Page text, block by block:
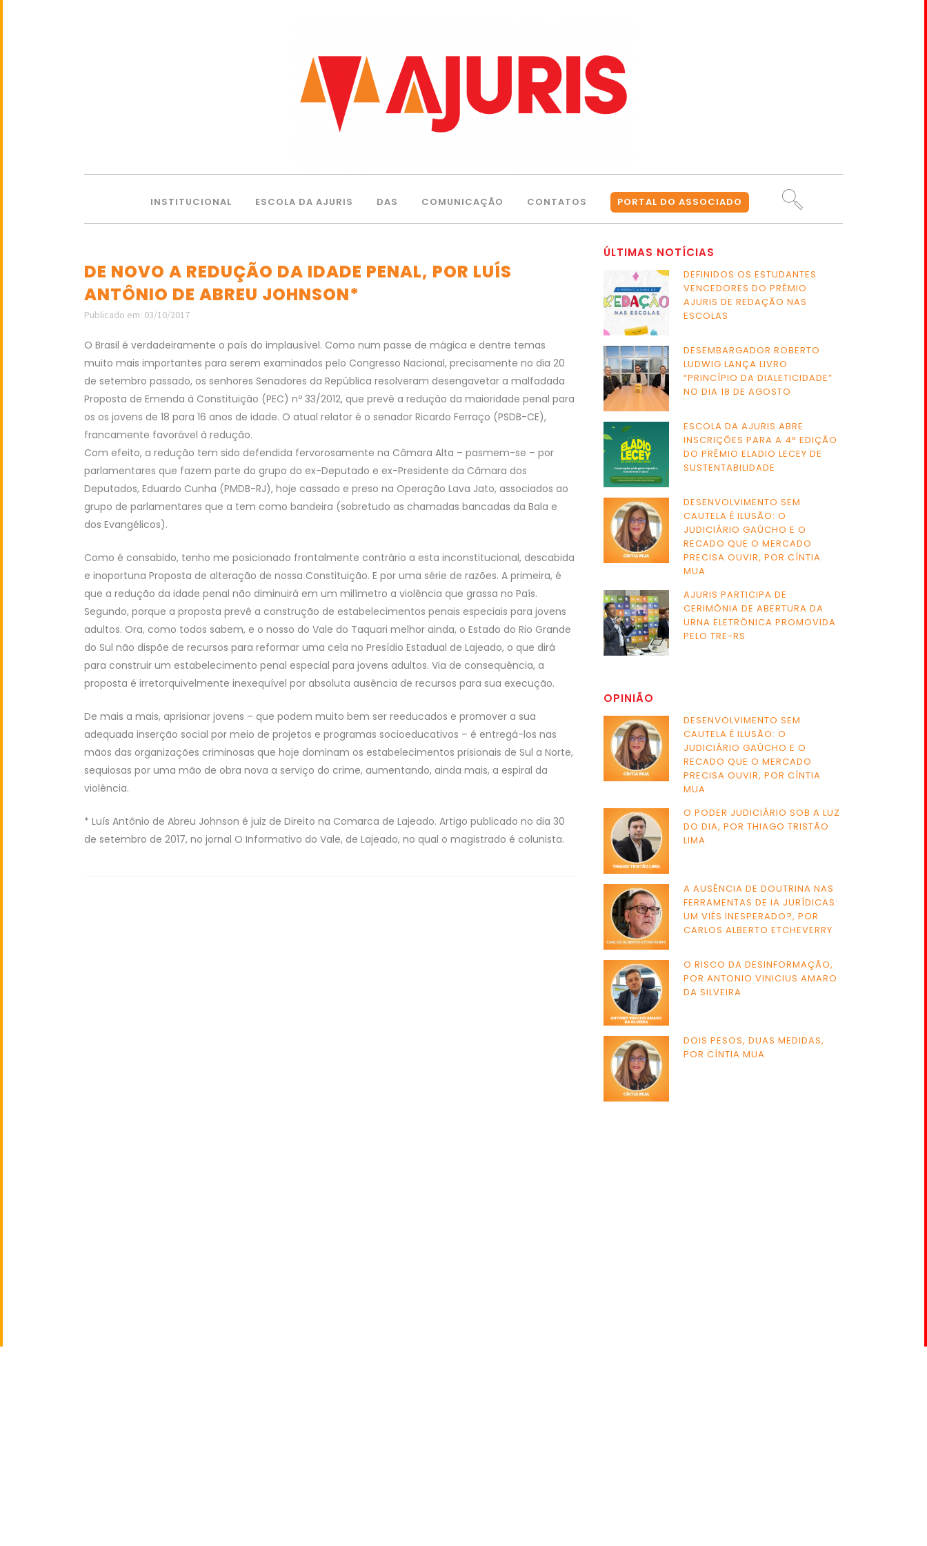
INSTITUCIONAL ESCOLA DA AJURIS DAS COMUNICAÇÃO CONTATOS PORTAL DO ASSOCIADO
DE NOVO A REDUÇÃO DA IDADE PENAL, POR LUÍS
ANTÔNIO DE ABREU JOHNSON*
Publicado em: 03/10/2017
O Brasil é verdadeiramente o país do implausível. Como num passe de mágica e dentre temas
muito mais importantes para serem examinados pelo Congresso Nacional, precisamente no dia 20
de setembro passado, os senhores Senadores da República resolveram desengavetar a malfadada
Proposta de Emenda à Constituição (PEC) nº 33/2012, que prevê a redução da maioridade penal para
os os jovens de 18 para 16 anos de idade. O atual relator é o senador Ricardo Ferraço (PSDB-CE),
francamente favorável à redução.
Com efeito, a redução tem sido defendida fervorosamente na Câmara Alta – pasmem-se – por
parlamentares que fazem parte do grupo do ex-Deputado e ex-Presidente da Câmara dos
Deputados, Eduardo Cunha (PMDB-RJ), hoje cassado e preso na Operação Lava Jato, associados ao
grupo de parlamentares que a tem como bandeira (sobretudo as chamadas bancadas da Bala e
dos Evangélicos).
Como é consabido, tenho me posicionado frontalmente contrário a esta inconstitucional, descabida
e inoportuna Proposta de alteração de nossa Constituição. E por uma série de razões. A primeira, é
que a redução da idade penal não diminuirá em um milímetro a violência que grassa no País.
Segundo, porque a proposta prevê a construção de estabelecimentos penais especiais para jovens
adultos. Ora, como todos sabem, e o nosso do Vale do Taquari melhor ainda, o Estado do Rio Grande
do Sul não dispõe de recursos para reformar uma cela no Presídio Estadual de Lajeado, o que dirá
para construir um estabelecimento penal especial para jovens adultos. Via de consequência, a
proposta é irretorquivelmente inexequível por absoluta ausência de recursos para sua execução.
De mais a mais, aprisionar jovens – que podem muito bem ser reeducados e promover a sua
adequada inserção social por meio de projetos e programas socioeducativos – é entregá-los nas
mãos das organizações criminosas que hoje dominam os estabelecimentos prisionais de Sul a Norte,
sequiosas por uma mão de obra nova a serviço do crime, aumentando, ainda mais, a espiral da
violência.
* Luís Antônio de Abreu Johnson é juiz de Direito na Comarca de Lajeado. Artigo publicado no dia 30
de setembro de 2017, no jornal O Informativo do Vale, de Lajeado, no qual o magistrado é colunista.
ÚLTIMAS NOTÍCIAS
DEFINIDOS OS ESTUDANTES
VENCEDORES DO PRÊMIO
AJURIS DE REDAÇÃO NAS
ESCOLAS
DESEMBARGADOR ROBERTO
LUDWIG LANÇA LIVRO
“PRINCÍPIO DA DIALETICIDADE”
NO DIA 18 DE AGOSTO
ESCOLA DA AJURIS ABRE
INSCRIÇÕES PARA A 4ª EDIÇÃO
DO PRÊMIO ELADIO LECEY DE
SUSTENTABILIDADE
DESENVOLVIMENTO SEM
CAUTELA É ILUSÃO: O
JUDICIÁRIO GAÚCHO E O
RECADO QUE O MERCADO
PRECISA OUVIR, POR CÍNTIA
MUA
AJURIS PARTICIPA DE
CERIMÔNIA DE ABERTURA DA
URNA ELETRÔNICA PROMOVIDA
PELO TRE-RS
OPINIÃO
DESENVOLVIMENTO SEM
CAUTELA É ILUSÃO: O
JUDICIÁRIO GAÚCHO E O
RECADO QUE O MERCADO
PRECISA OUVIR, POR CÍNTIA
MUA
O PODER JUDICIÁRIO SOB A LUZ
DO DIA, POR THIAGO TRISTÃO
LIMA
A AUSÊNCIA DE DOUTRINA NAS
FERRAMENTAS DE IA JURÍDICAS:
UM VIÉS INESPERADO?, POR
CARLOS ALBERTO ETCHEVERRY
O RISCO DA DESINFORMAÇÃO,
POR ANTONIO VINICIUS AMARO
DA SILVEIRA
DOIS PESOS, DUAS MEDIDAS,
POR CÍNTIA MUA